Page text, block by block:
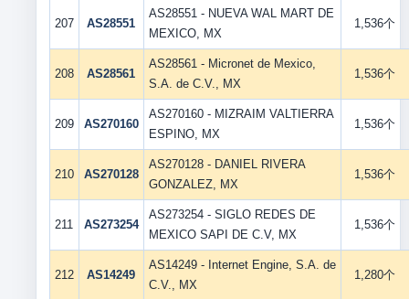
207 AS28551
AS28551 - NUEVA WAL MART DE
MEXICO, MX
1,536个
208 AS28561
AS28561 - Micronet de Mexico,
S.A. de C.V., MX
1,536个
209 AS270160
AS270160 - MIZRAIM VALTIERRA
ESPINO, MX
1,536个
210 AS270128
AS270128 - DANIEL RIVERA
GONZALEZ, MX
1,536个
211 AS273254
AS273254 - SIGLO REDES DE
MEXICO SAPI DE C.V, MX
1,536个
212 AS14249
AS14249 - Internet Engine, S.A. de
C.V., MX
1,280个